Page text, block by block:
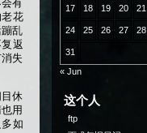
有
花
乱
返
失
休
用
如
17 18 19 20 21
24 25 26 27 28
31
« Jun
这个人
ftp